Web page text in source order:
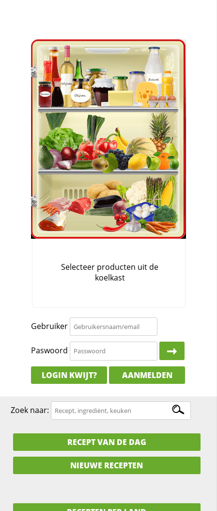
Gebruiker
Paswoord
LOGIN KWIJT? AANMELDEN
Zoek naar:
RECEPT VAN DE DAG
NIEUWE RECEPTEN